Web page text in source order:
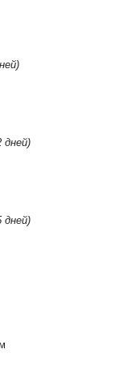
дней)
дней)